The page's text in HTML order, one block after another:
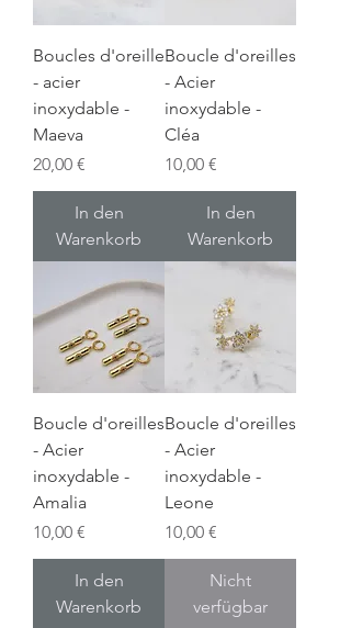
Boucles d'oreille
- acier
inoxydable -
Maeva
Preis
20,00 €
In den
Warenkorb
Boucle d'oreilles
- Acier
inoxydable -
Cléa
Preis
10,00 €
In den
Warenkorb
Boucle d'oreilles
- Acier
inoxydable -
Amalia
Preis
10,00 €
In den
Warenkorb
Boucle d'oreilles
- Acier
inoxydable -
Leone
Preis
10,00 €
Nicht
verfügbar